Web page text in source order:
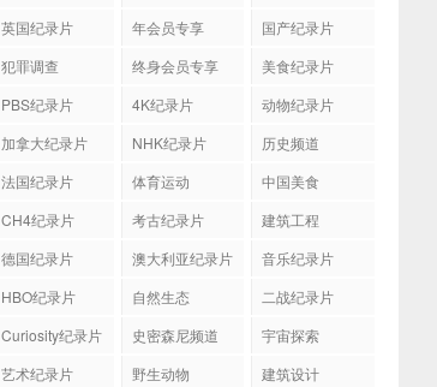
英国纪录片
年会员专享
国产纪录片
犯罪调查
终身会员专享
美食纪录片
PBS纪录片
4K纪录片
动物纪录片
加拿大纪录片
NHK纪录片
历史频道
法国纪录片
体育运动
中国美食
CH4纪录片
考古纪录片
建筑工程
德国纪录片
澳大利亚纪录片
音乐纪录片
HBO纪录片
自然生态
二战纪录片
Curiosity纪录片
史密森尼频道
宇宙探索
艺术纪录片
野生动物
建筑设计